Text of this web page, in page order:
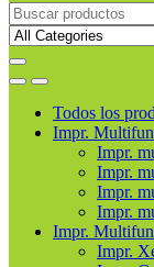
Buscar
productos
Todos los
Impr.
Impr.
Impr.
Impr.
Impr.
Impr.
Impr.